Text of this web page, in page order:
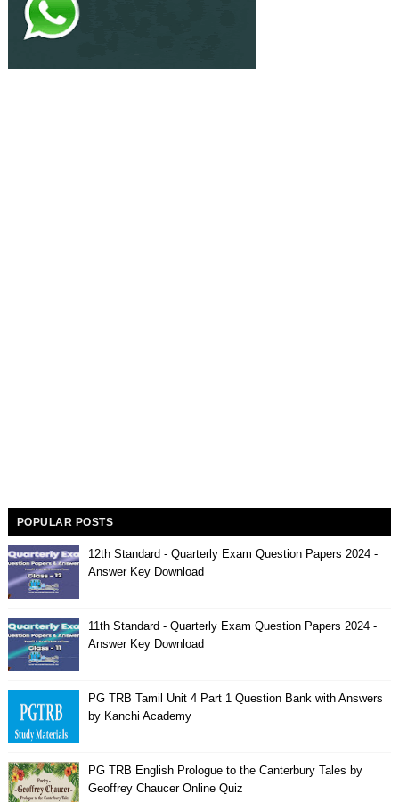
POPULAR POSTS
12th Standard - Quarterly Exam Question Papers 2024 -
Answer Key Download
11th Standard - Quarterly Exam Question Papers 2024 -
Answer Key Download
PG TRB Tamil Unit 4 Part 1 Question Bank with Answers
by Kanchi Academy
PG TRB English Prologue to the Canterbury Tales by
Geoffrey Chaucer Online Quiz